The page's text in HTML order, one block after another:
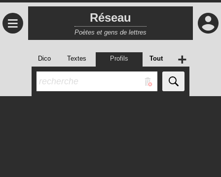
≡ Réseau
Poètes et gens de lettres
Dico Textes Profils Tout +